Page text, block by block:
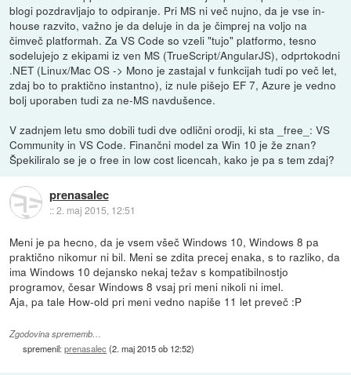
blogi pozdravljajo to odpiranje. Pri MS ni več nujno, da je vse in-
house razvito, važno je da deluje in da je čimprej na voljo na
čimveč platformah. Za VS Code so vzeli "tujo" platformo, tesno
sodelujejo z ekipami iz ven MS (TrueScript/AngularJS), odprtokodni
.NET (Linux/Mac OS -> Mono je zastajal v funkcijah tudi po več let,
zdaj bo to praktično instantno), iz nule pišejo EF 7, Azure je vedno
bolj uporaben tudi za ne-MS navdušence.
V zadnjem letu smo dobili tudi dve odlični orodji, ki sta _free_: VS
Community in VS Code. Finančni model za Win 10 je že znan?
Špekiliralo se je o free in low cost licencah, kako je pa s tem zdaj?
prenasalec
::2. maj 2015, 12:51
Meni je pa hecno, da je vsem všeč Windows 10, Windows 8 pa
praktično nikomur ni bil. Meni se zdita precej enaka, s to razliko, da
ima Windows 10 dejansko nekaj težav s kompatibilnostjo
programov, česar Windows 8 vsaj pri meni nikoli ni imel.
Aja, pa tale How-old pri meni vedno napiše 11 let preveč :P
Zgodovina sprememb…
spremenil:prenasalec (2. maj 2015 ob 12:52)